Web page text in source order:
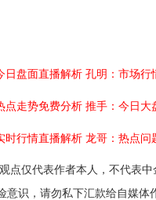
日盘面直播解析 孔明：市场行
点走势免费分析 推手：今日大
时行情直播解析 龙哥：热点问
点仅代表作者本人，不代表
识，请勿私下汇款给自媒体